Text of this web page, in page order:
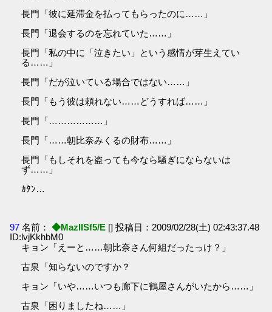
長門「彼に延滞金を払ってもらったのに……」
長門「退会するのを忘れていた……」
長門「私の中に「泣きたい」という感情が芽生えてい
る……」
長門「だが泣いている場合ではない……」
長門「もう彼は頼れない……どうすれば……」
長門「………………」
長門「……朝比奈みくるの財布……」
長門「もしそれを盗っても今なら騒ぎにならないは
ず……」
ｶﾀﾝ…
97 名前： ◆MazlISf5/E [] 投稿日：2009/02/28(土) 02:43:37.48
ID:lvjKkhbM0
キョン「えーと……朝比奈さん何組だったっけ？」
古泉「知らないのですか？
キョン「いや……いつも廊下に鶴屋さんがいたから……」
古泉「困りましたね……」